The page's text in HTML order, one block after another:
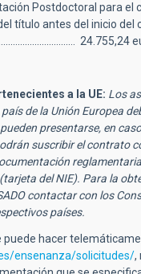
Postdoctoral para el
título antes del inicio del
24.755,24
a la UE: Los
de la Unión Europea
presentarse, en
suscribir el contrato
del NIE). Para la
contactar con los
países.
puede hacer
ensenanza/solicitudes/,